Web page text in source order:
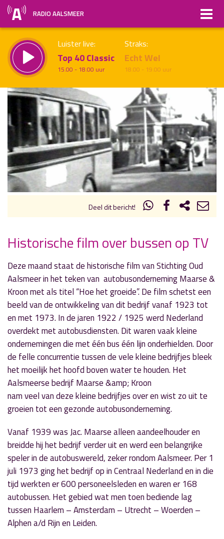
RADIO AALSMEER
Luister live:
Top 40 Classic
15.00 - 18.00 uur
Straks:
Echt Wel
18.00 - 19.00 uur
Vorig uur uur 1 van x Volgend uur
Inklappen
Deel dit bericht!
« Vorig nieuwsbericht
Raymond Mens en Anja de Die bij 'Echt Esther'
5 december 2022
» Volgend nieuwsbericht
Pieter Eggermont in ‘Door de Mangel’
5 december 2022
Historische film over bussen op TV
Deze maand staat de historische film van Stichting Oud
Aalsmeer in het teken van autobusonderneming Maarse &
Kroon met als titel “Hoe het groeide”. De film schetst een
beeld van de ontwikkeling van dit bedrijf vanaf 1923 tot
en met 1973. In de jaren 1922 / 1925 werd Nederland
overdekt met autobusdiensten. Dit waren vaak kleine
ondernemingen die met één bus één lijn onderhielden. Door
de felle concurrentie tussen de vele kleine bedrijfjes bleek
het moeilijk het hoofd boven water te houden. Het
Aalsmeerse bedrijf Maarse &amp; Kroon
nam veel van deze kleine bedrijfjes over en wist zo uit te
groeien tot een gezonde autobusonderneming.
Vanaf 1939 was Jac. Maarse alleen aandeelhouder en
breidde hij het bedrijf verder uit en werd een belangrijke
speler in de autobuswereld, zeker rondom Aalsmeer. Per 1
juli 1973 ging het bedrijf op in Centraal Nederland en in die
tijd werkten er 600 personeelsleden en waren er 168
autobussen. Het gebied wat men toen bediende lag
tussen Haarlem – Amsterdam – Utrecht – Woerden –
Alphen a/d Rijn en Leiden.